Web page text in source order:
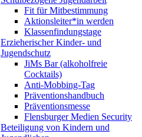
Fit für Mitbestimmung
Aktionsleiter*in werden
Klassenfindungstage
Erzieherischer Kinder- und
Jugendschutz
JiMs Bar (alkoholfreie
Cocktails)
Anti-Mobbing-Tag
Präventionshandbuch
Präventionsmesse
Flensburger Medien Security
Beteiligung von Kindern und